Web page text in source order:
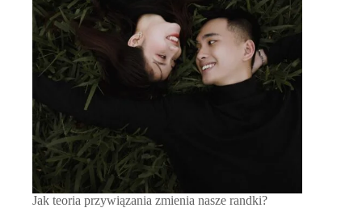
Jak teoria przywiązania zmienia nasze randki?